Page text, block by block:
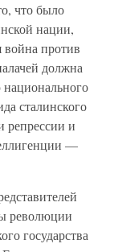
что было
нации,
война против
должна
национального
сталинского
репрессии и
—
революции
государства